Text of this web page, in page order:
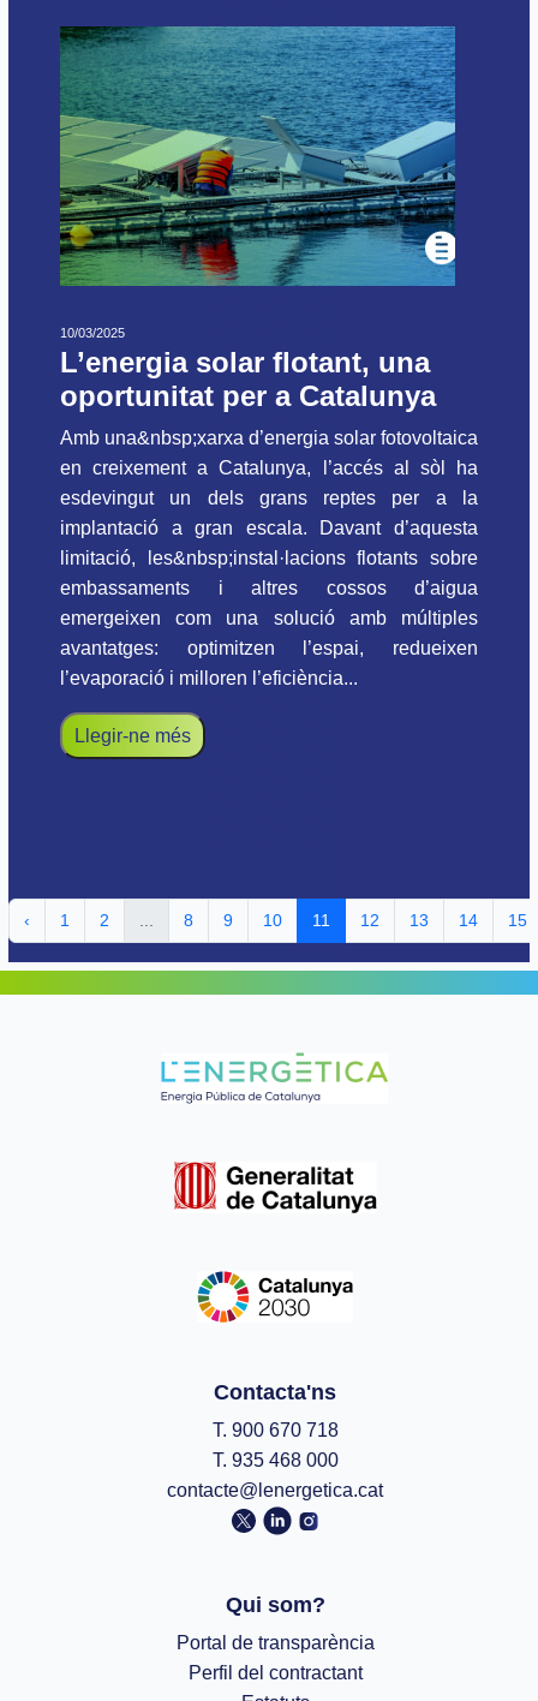
10/03/2025
L’energia solar flotant, una
oportunitat per a Catalunya
Amb una&nbsp;xarxa d’energia solar fotovoltaica
en creixement a Catalunya, l’accés al sòl ha
esdevingut un dels grans reptes per a la
implantació a gran escala. Davant d’aquesta
limitació, les&nbsp;instal·lacions flotants sobre
embassaments i altres cossos d’aigua
emergeixen com una solució amb múltiples
avantatges: optimitzen l’espai, redueixen
l’evaporació i milloren l’eficiència...
Llegir-ne més
‹ 1 2 8 9 10 11 12 13 14 15
Contacta'ns
T. 900 670 718
T. 935 468 000
contacte@lenergetica.cat
Qui som?
Portal de transparència
Perfil del contractant